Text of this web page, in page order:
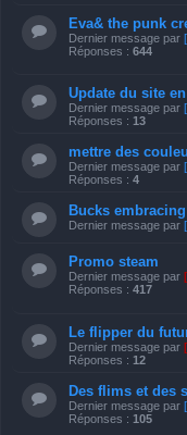
Eva& the punk
Dernier message par
Réponses : 644
Update du site
Dernier message par
Réponses : 13
mettre des
Dernier message par
Réponses : 4
Bucks
Dernier message par
Promo steam
Dernier message par
Réponses : 417
Le flipper du
Dernier message par
Réponses : 12
Des flims et des
Dernier message par
Réponses : 105